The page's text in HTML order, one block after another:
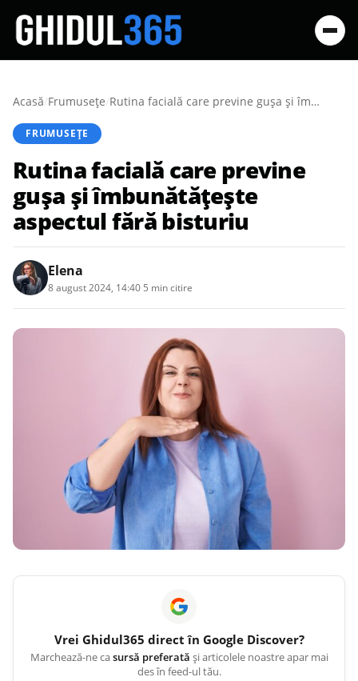
Acasă/Frumusețe/ Rutina facială care previne gușa și îmbunătățește aspectul fără bisturiu
FRUMUSEȚE
Rutina facială care previne
gușa și îmbunătățește
aspectul fără bisturiu
Elena
8 august 2024, 14:40 5 min citire
Vrei Ghidul365 direct în Google Discover?
Marchează-ne casursă preferată și articolele noastre apar mai
des în feed-ul tău.